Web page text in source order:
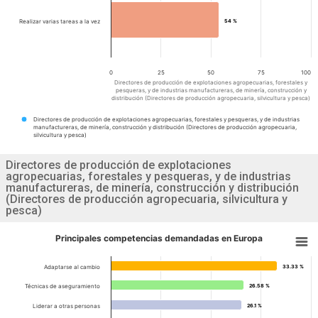
Directores de producción de explotaciones agropecuarias, forestales y
pesqueras, y de industrias manufactureras, de minería, construcción y
distribución (Directores de producción agropecuaria, silvicultura y pesca)
54 %
54 %
Directores de producción de explotaciones agropecuarias, forestales y pesqueras, y de industrias
manufactureras, de minería, construcción y distribución (Directores de producción agropecuaria,
silvicultura y pesca)
0 100
25 50 75
Realizar varias tareas a la vez
Directores de producción de explotaciones
agropecuarias, forestales y pesqueras, y de industrias
manufactureras, de minería, construcción y distribución
(Directores de producción agropecuaria, silvicultura y
pesca)
Principales competencias demandadas en Europa
33.33 %
33.33 %
26.58 %
26.58 %
26.1 %
26.1 %
Adaptarse al cambio
Técnicas de aseguramiento
Liderar a otras personas